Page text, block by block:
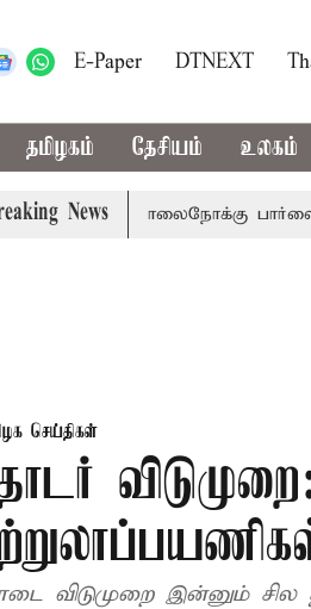
E-Paper DTNEXT
தமிழகம் தேசியம் உலகம்
News
தொலைநோக்கு பார்வையுடன்
செய்திகள்
விடுமுறை இன்னும் சில